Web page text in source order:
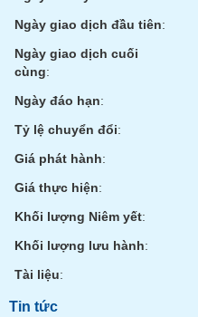
Ngày giao dịch đầu tiên:
Ngày giao dịch cuối
cùng:
Ngày đáo hạn:
Tỷ lệ chuyển đổi:
Giá phát hành:
Giá thực hiện:
Khối lượng Niêm yết:
Khối lượng lưu hành:
Tài liệu:
Tin tức